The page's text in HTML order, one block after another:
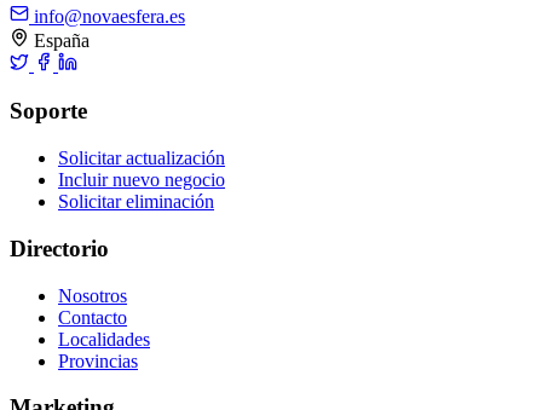
info@novaesfera.es
España
Soporte
Solicitar actualización
Incluir nuevo negocio
Solicitar eliminación
Directorio
Nosotros
Contacto
Localidades
Provincias